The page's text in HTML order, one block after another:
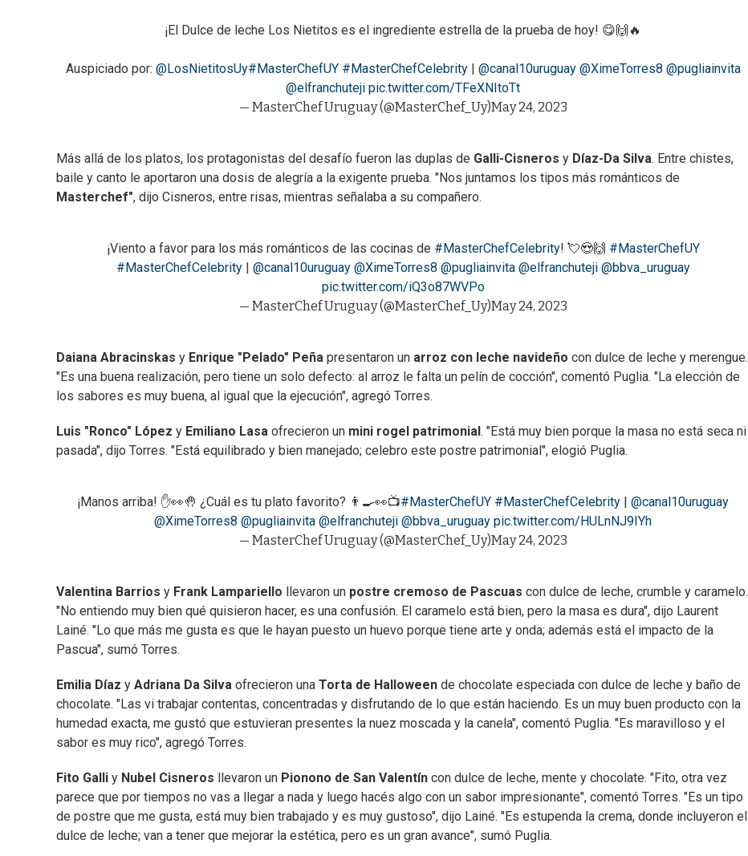
¡El Dulce de leche Los Nietitos es el ingrediente estrella de la prueba de hoy! 😋🙌🔥
Auspiciado por: @LosNietitosUy#MasterChefUY #MasterChefCelebrity| @canal10uruguay @XimeTorres8 @pugliainvita
@elfranchuteji pic.twitter.com/TFeXNItoTt
— MasterChef Uruguay (@MasterChef_Uy)May 24, 2023
Más allá de los platos, los protagonistas del desafío fueron las duplas de Galli-Cisneros y Díaz-Da Silva. Entre chistes,
baile y canto le aportaron una dosis de alegría a la exigente prueba. "Nos juntamos los tipos más románticos de
Masterchef", dijo Cisneros, entre risas, mientras señalaba a su compañero.
¡Viento a favor para los más románticos de las cocinas de #MasterChefCelebrity! 💘😍🙌 #MasterChefUY
#MasterChefCelebrity| @canal10uruguay @XimeTorres8 @pugliainvita @elfranchuteji @bbva_uruguay
pic.twitter.com/iQ3o87WVPo
— MasterChef Uruguay (@MasterChef_Uy)May 24, 2023
Daiana Abracinskas y Enrique "Pelado" Peña presentaron un arroz con leche navideño con dulce de leche y merengue.
"Es una buena realización, pero tiene un solo defecto: al arroz le falta un pelín de cocción", comentó Puglia. "La elección de
los sabores es muy buena, al igual que la ejecución", agregó Torres.
Luis "Ronco" López y Emiliano Lasa ofrecieron un mini rogel patrimonial . "Está muy bien porque la masa no está seca ni
pasada", dijo Torres. "Está equilibrado y bien manejado; celebro este postre patrimonial", elogió Puglia.
¡Manos arriba! ✋👀🤚 ¿Cuál es tu plato favorito? 👨‍🍳👀📺#MasterChefUY #MasterChefCelebrity
@canal10uruguay
@XimeTorres8 @pugliainvita @elfranchuteji @bbva_uruguay pic.twitter.com/HULnNJ9IYh
— MasterChef Uruguay (@MasterChef_Uy)May 24, 2023
Valentina Barrios y Frank Lampariello llevaron un postre cremoso de Pascuas con dulce de leche, crumble y caramelo.
"No entiendo muy bien qué quisieron hacer, es una confusión. El caramelo está bien, pero la masa es dura", dijo Laurent
Lainé. "Lo que más me gusta es que le hayan puesto un huevo porque tiene arte y onda; además está el impacto de la
Pascua", sumó Torres.
Emilia Díaz y Adriana Da Silva ofrecieron una Torta de Halloween de chocolate especiada con dulce de leche y baño de
chocolate. "Las vi trabajar contentas, concentradas y disfrutando de lo que están haciendo. Es un muy buen producto con la
humedad exacta, me gustó que estuvieran presentes la nuez moscada y la canela", comentó Puglia. "Es maravilloso y el
sabor es muy rico", agregó Torres.
Fito Galli y Nubel Cisneros llevaron un Pionono de San Valentín con dulce de leche, mente y chocolate. "Fito, otra vez
parece que por tiempos no vas a llegar a nada y luego hacés algo con un sabor impresionante", comentó Torres. "Es un tipo
de postre que me gusta, está muy bien trabajado y es muy gustoso", dijo Lainé. "Es estupenda la crema, donde incluyeron el
dulce de leche; van a tener que mejorar la estética, pero es un gran avance", sumó Puglia.